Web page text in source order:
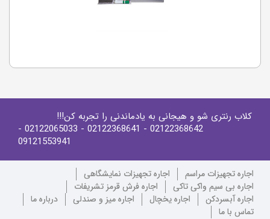
کلاب رنتری شو و هیجانی به یادماندنی را تجربه کن!!!
02122368642
- 02122368641
- 02122065033
-
09121553941
اجاره تجهیزات مراسم
اجاره تجهیزات نمایشگاهی
اجاره بی سیم واکی تاکی
اجاره فرش قرمز تشریفات
اجاره آبسردکن
اجاره یخچال اجاره میز و صندلی
درباره ما
تماس با ما